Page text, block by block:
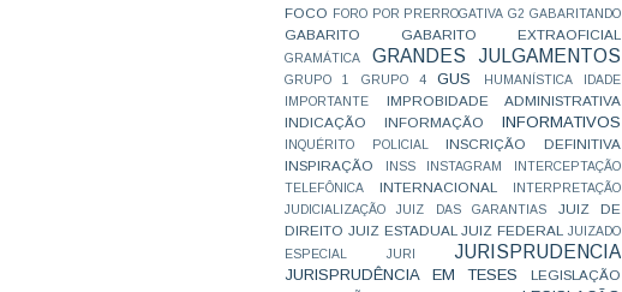
FOCO
FORO POR PRERROGATIVA G2 GABARITANDO
GABARITO GABARITO EXTRAOFICIAL
GRAMÁTICA GRANDES JULGAMENTOS
GRUPO 1 GRUPO 4 GUS HUMANÍSTICA
IDADE
IMPORTANTE
IMPROBIDADE ADMINISTRATIVA
INDICAÇÃO
INFORMAÇÃO INFORMATIVOS
INQUÉRITO POLICIAL
INSCRIÇÃO DEFINITIVA
INSPIRAÇÃO
INSS INSTAGRAM
INTERCEPTAÇÃO
TELEFÔNICA
INTERNACIONAL
INTERPRETAÇÃO
JUDICIALIZAÇÃO
JUIZ DAS GARANTIAS
JUIZ DE
DIREITO JUIZ ESTADUAL JUIZ FEDERAL
JUIZADO
ESPECIAL
JURI JURISPRUDENCIA
JURISPRUDÊNCIA EM TESES
LEGISLAÇÃO